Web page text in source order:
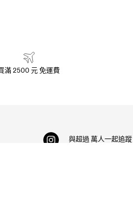
滿 2500 元 免運費
與超過 萬人一起追蹤